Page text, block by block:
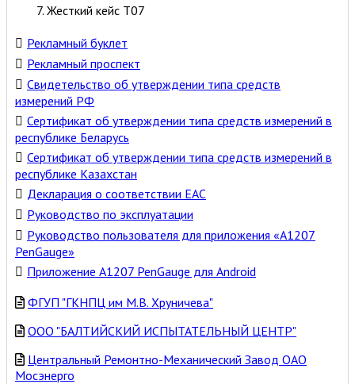
Жесткий кейс Т07
Рекламный буклет
Рекламный проспект
Свидетельство об утверждении типа средств
измерений РФ
Сертификат об утверждении типа средств измерений в
республике Беларусь
Сертификат об утверждении типа средств измерений в
республике Казахстан
Декларация о соответствии ЕАС
Руководство по эксплуатации
Руководство пользователя для приложения «А1207
PenGauge»
Приложение A1207 PenGauge для Android
ФГУП "ГКНПЦ им М.В. Хруничева"
ООО "БАЛТИЙСКИЙ ИСПЫТАТЕЛЬНЫЙ ЦЕНТР"
Центральный Ремонтно-Механический Завод ОАО
Мосэнерго